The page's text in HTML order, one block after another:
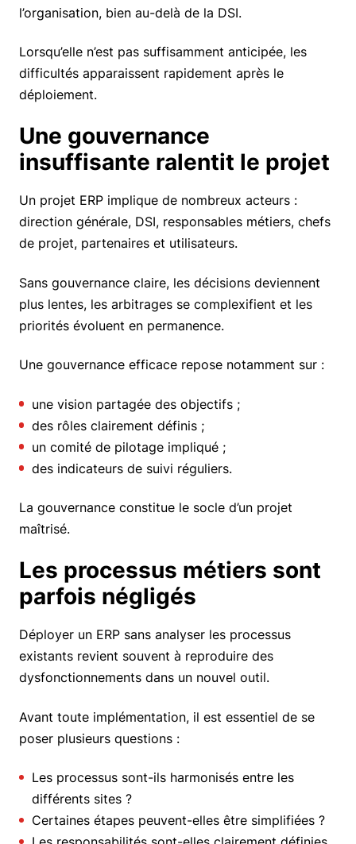
l’organisation, bien au-delà de la DSI.
Lorsqu’elle n’est pas suffisamment anticipée, les
difficultés apparaissent rapidement après le
déploiement.
Une gouvernance
insuffisante ralentit le projet
Un projet ERP implique de nombreux acteurs :
direction générale, DSI, responsables métiers, chefs
de projet, partenaires et utilisateurs.
Sans gouvernance claire, les décisions deviennent
plus lentes, les arbitrages se complexifient et les
priorités évoluent en permanence.
Une gouvernance efficace repose notamment sur :
une vision partagée des objectifs ;
des rôles clairement définis ;
un comité de pilotage impliqué ;
des indicateurs de suivi réguliers.
La gouvernance constitue le socle d’un projet
maîtrisé.
Les processus métiers sont
parfois négligés
Déployer un ERP sans analyser les processus
existants revient souvent à reproduire des
dysfonctionnements dans un nouvel outil.
Avant toute implémentation, il est essentiel de se
poser plusieurs questions :
Les processus sont-ils harmonisés entre les
différents sites ?
Certaines étapes peuvent-elles être simplifiées ?